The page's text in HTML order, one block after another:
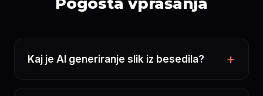
Kaj je AI generiranje slik iz besedila?